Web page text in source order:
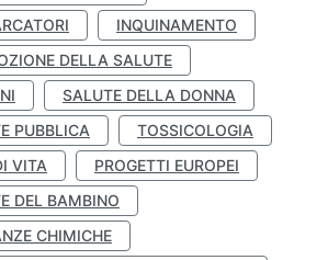
INQUINAMENTO
DELLA SALUTE
SALUTE DELLA DONNA
PUBBLICA
TOSSICOLOGIA
VITA
PROGETTI EUROPEI
DEL BAMBINO
CHIMICHE